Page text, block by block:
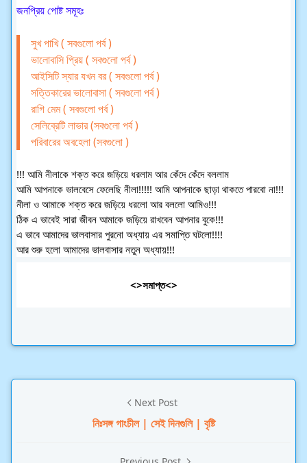
জনপ্রিয় পোষ্ট সমূহঃ
সুখ পাখি ( সবগুলো পর্ব )
ভালোবাসি প্রিয় ( সবগুলো পর্ব )
আইসিটি স্যার যখন বর ( সবগুলো পর্ব )
সত্তিকারের ভালোবাসা ( সবগুলো পর্ব )
রাগি মেম ( সবগুলো পর্ব )
সেলিব্রেটি লাভার (সবগুলো পর্ব )
পরিবারের অবহেলা (সবগুলো )
!!! আমি নীলাকে শক্ত করে জড়িয়ে ধরলাম আর কেঁদে কেঁদে বললাম
আমি আপনাকে ভালবেসে ফেলেছি নীলা!!‌!!! আমি আপনাকে ছাড়া থাকতে পারবো না!!!
নীলা ও আমাকে শক্ত করে জড়িয়ে ধরলো আর বললো আমিও!!!
ঠিক এ ভাবেই সারা জীবন আমাকে জড়িয়ে রাখবেন আপনার বুকে!!!
এ ভাবে আমাদের ভালবাসার পুরনো অধ্যায় এর সমাপ্তি ঘটলো!!!!
আর শুরু হলো আমাদের ভালবাসার নতুন অধ্যায়!!!
<>সমাপ্ত<>
Next Post
নিঃসঙ্গ গাংচীল | সেই দিনগুলি | বৃষ্টি